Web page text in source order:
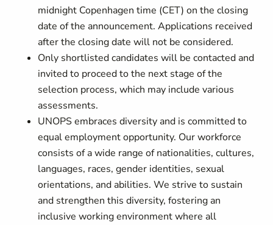
midnight Copenhagen time (CET) on the closing
date of the announcement. Applications received
after the closing date will not be considered.
Only shortlisted candidates will be contacted and
invited to proceed to the next stage of the
selection process, which may include various
assessments.
UNOPS embraces diversity and is committed to
equal employment opportunity. Our workforce
consists of a wide range of nationalities, cultures,
languages, races, gender identities, sexual
orientations, and abilities. We strive to sustain
and strengthen this diversity, fostering an
inclusive working environment where all